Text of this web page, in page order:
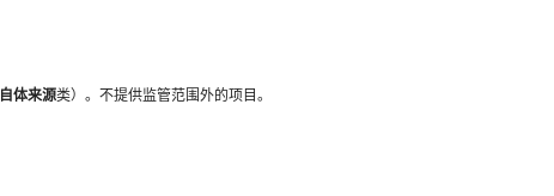
自体来源类）。不提供监管范围外的项目。